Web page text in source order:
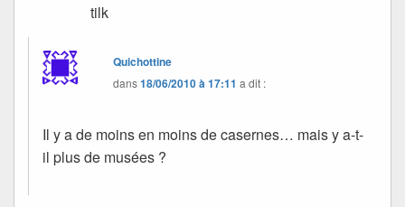
tilk
Quichottine
dans18/06/2010 à 17:11 a dit :
Il y a de moins en moins de casernes… mais y a-t-
il plus de musées ?